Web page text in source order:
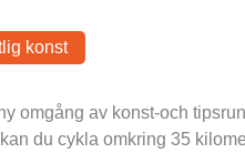
konst
omgång av konst-och
du cykla omkring 35